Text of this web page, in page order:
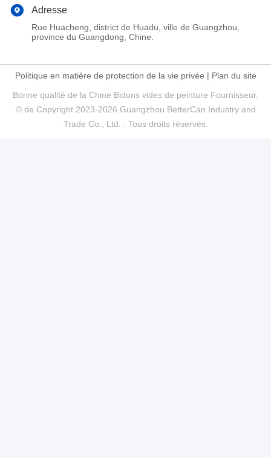
Adresse
Rue Huacheng, district de Huadu, ville de Guangzhou,
province du Guangdong, Chine.
Politique en matière de protection de la vie privée | Plan du site
Bonne qualité de la Chine Bidons vides de peinture Fournisseur.
© de Copyright 2023-2026 Guangzhou BetterCan Industry and
Trade Co., Ltd. . Tous droits réservés.